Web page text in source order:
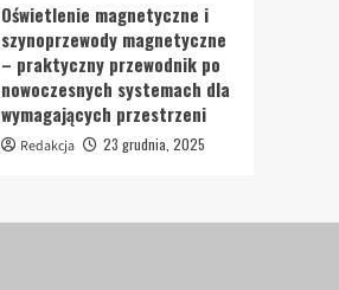
Oświetlenie magnetyczne i
szynoprzewody magnetyczne
– praktyczny przewodnik po
nowoczesnych systemach dla
wymagających przestrzeni
Redakcja 23 grudnia, 2025